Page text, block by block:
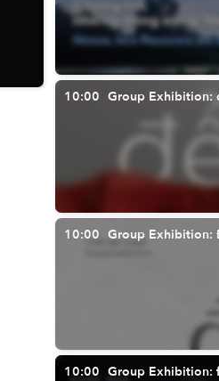
Bằng óc
ra một thế
10:00 Group Exhibition:
10:00 Group Exhibition:
10:00 Group Exhibition: